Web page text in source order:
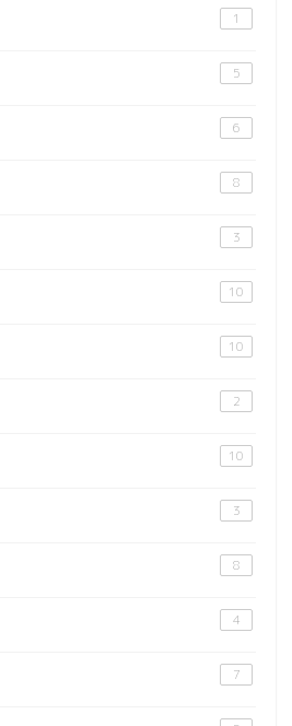
1
5
6
8
3
10
10
2
10
3
8
4
7